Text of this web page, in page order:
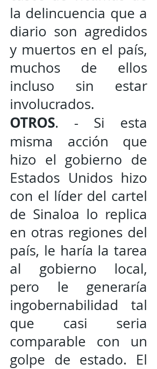
la delincuencia que a
diario son agredidos
y muertos en el país,
muchos de ellos
incluso sin estar
involucrados.
OTROS. - Si esta
misma acción que
hizo el gobierno de
Estados Unidos hizo
con el líder del cartel
de Sinaloa lo replica
en otras regiones del
país, le haría la tarea
al gobierno local,
pero le generaría
ingobernabilidad tal
que casi seria
comparable con un
golpe de estado. El